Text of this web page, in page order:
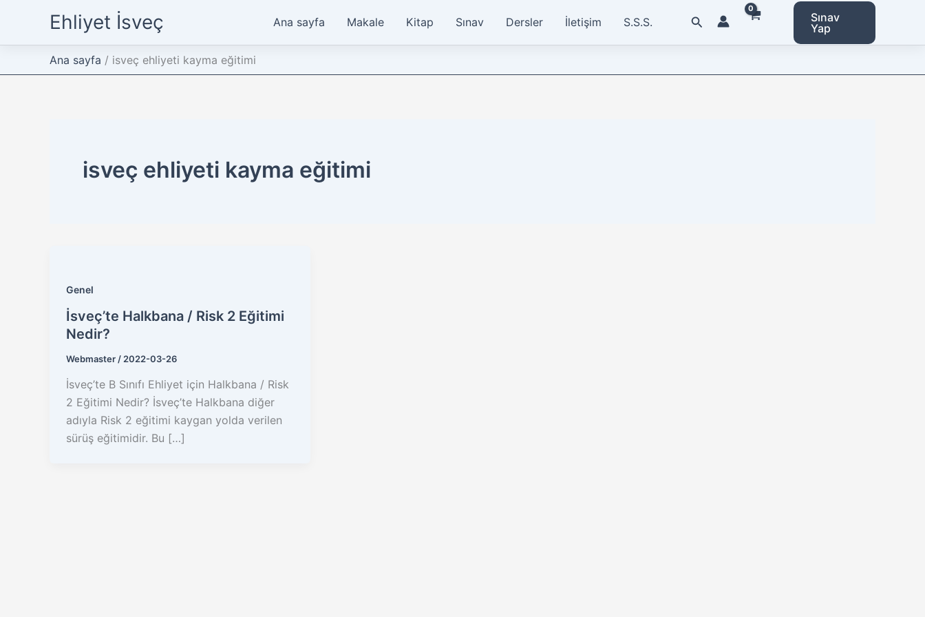
Ehliyet İsveç Ana sayfa Makale Kitap Sınav Dersler İletişim S.S.S. Arama
Sınav
Yap
Ana sayfa isveç ehliyeti kayma eğitimi
isveç ehliyeti kayma eğitimi
Genel
İsveç’te Halkbana / Risk 2 Eğitimi
Nedir?
Webmaster / 2022-03-26
İsveç’te B Sınıfı Ehliyet için Halkbana / Risk
2 Eğitimi Nedir? İsveç’te Halkbana diğer
adıyla Risk 2 eğitimi kaygan yolda verilen
sürüş eğitimidir. Bu […]